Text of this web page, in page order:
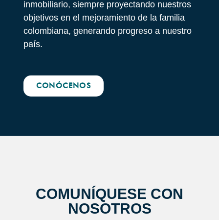
inmobiliario, siempre proyectando nuestros
objetivos en el mejoramiento de la familia
colombiana, generando progreso a nuestro
país.
CONÓCENOS
COMUNÍQUESE CON
NOSOTROS